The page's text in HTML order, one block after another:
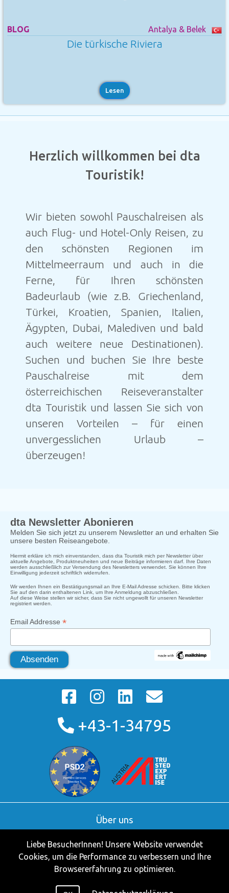
BLOG Antalya & Belek
Die türkische Riviera
Lesen
Herzlich willkommen bei dta
Touristik!
Wir bieten sowohl Pauschalreisen als
auch Flug- und Hotel-Only Reisen, zu
den schönsten Regionen im
Mittelmeerraum und auch in die
Ferne, für Ihren schönsten
Badeurlaub (wie z.B. Griechenland,
Türkei, Kroatien, Spanien, Italien,
Ägypten, Dubai, Malediven und bald
auch weitere neue Destinationen).
Suchen und buchen Sie Ihre beste
Pauschalreise mit dem
österreichischen Reiseveranstalter
dta Touristik und lassen Sie sich von
unseren Vorteilen – für einen
unvergesslichen Urlaub –
überzeugen!
dta Newsletter Abonieren
Melden Sie sich jetzt zu unserem Newsletter an und erhalten Sie
unsere besten Reiseangebote.
Hiermit erkläre ich mich einverstanden, dass dta Touristik mich per Newsletter über
aktuelle Angebote, Produktneuheiten und neue Beiträge informieren darf. Ihre Daten
werden ausschließlich zur Versendung des Newsletters verwendet. Sie können Ihre
Einwilligung jederzeit schriftlich widerrufen.
Wir werden Ihnen ein Bestätigungsmail an Ihre E-Mail Adresse schicken. Bitte klicken
Sie auf den darin enthaltenen Link, um Ihre Anmeldung abzuschließen.
Auf diese Weise stellen wir sicher, dass Sie nicht ungewollt für unseren Newsletter
registriert werden.
Email Addresse *
+43-1-34795
Über uns
Kontakt
Partner
Impressum
Datenschutzerklärung
Liebe BesucherInnen! Unsere Website verwendet
Cookies, um die Performance zu verbessern und Ihre
Browsererfahrung zu optimieren.